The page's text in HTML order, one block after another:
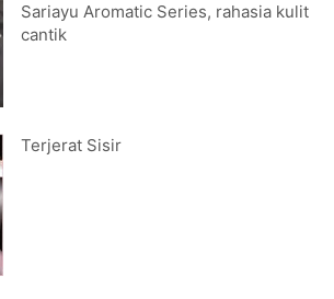
Sariayu Aromatic Series, rahasia kulit
cantik
Terjerat Sisir